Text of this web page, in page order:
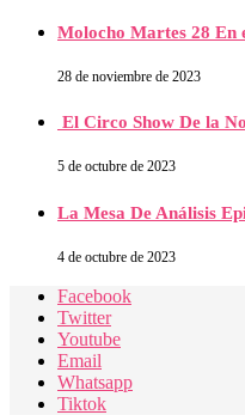
Molocho Martes 28 En
28 de noviembre de 2023
El Circo Show De la
5 de octubre de 2023
La Mesa De Análisis
4 de octubre de 2023
Facebook
Twitter
Youtube
Email
Whatsapp
Tiktok